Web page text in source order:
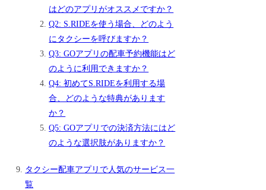
はどのアプリがオススメですか？
Q2: S.RIDEを使う場合、どのよう
にタクシーを呼びますか？
Q3: GOアプリの配車予約機能はど
のように利用できますか？
Q4: 初めてS.RIDEを利用する場
合、どのような特典があります
か？
Q5: GOアプリでの決済方法にはど
のような選択肢がありますか？
タクシー配車アプリで人気のサービス一
覧